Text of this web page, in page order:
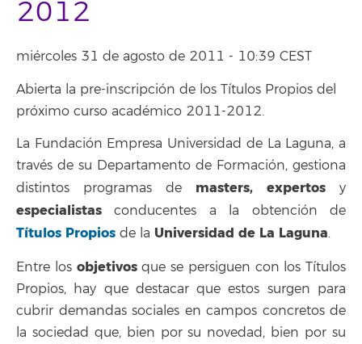
2012
miércoles 31 de agosto de 2011 - 10:39 CEST
Abierta la pre-inscripción de los Títulos Propios del
próximo curso académico 2011-2012.
La Fundación Empresa Universidad de La Laguna, a
través de su Departamento de Formación, gestiona
distintos programas de masters, expertos y
especialistas conducentes a la obtención de
Títulos Propios de la Universidad de La Laguna.
Entre los objetivosque se persiguen con los Títulos
Propios, hay que destacar que estos surgen para
cubrir demandas sociales en campos concretos de
la sociedad que, bien por su novedad, bien por su